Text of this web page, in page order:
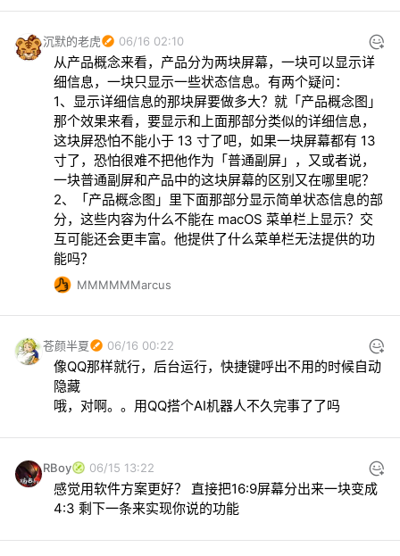
沉默的老虎 06/16 02:10
从产品概念来看，产品分为两块屏幕，一块可以显示详
细信息，一块只显示一些状态信息。有两个疑问：
1、显示详细信息的那块屏要做多大？就「产品概念图」
那个效果来看，要显示和上面那部分类似的详细信息，
这块屏恐怕不能小于 13 寸了吧，如果一块屏幕都有 13
寸了，恐怕很难不把他作为「普通副屏」，又或者说，
一块普通副屏和产品中的这块屏幕的区别又在哪里呢？
2、「产品概念图」里下面那部分显示简单状态信息的部
分，这些内容为什么不能在 macOS 菜单栏上显示？交
互可能还会更丰富。他提供了什么菜单栏无法提供的功
能吗？
MMMMMMarcus
苍颜半夏 06/16 00:22
像QQ那样就行，后台运行，快捷键呼出不用的时候自动
隐藏
哦，对啊。。用QQ搭个AI机器人不久完事了了吗
RBoy 06/15 13:22
感觉用软件方案更好？ 直接把16:9屏幕分出来一块变成
4:3 剩下一条来实现你说的功能